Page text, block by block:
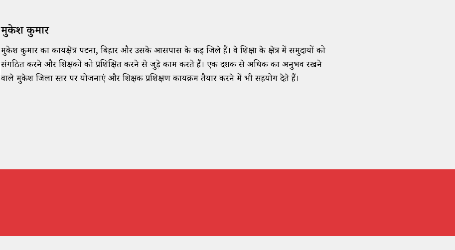
मुकेश कुमार
मुकेश कुमार का कार्यक्षेत्र पटना, बिहार और उसके आसपास के कई जिले हैं। वे शिक्षा के क्षेत्र में समुदायों को
संगठित करने और शिक्षकों को प्रशिक्षित करने से जुड़े काम करते हैं। एक दशक से अधिक का अनुभव रखने
वाले मुकेश जिला स्तर पर योजनाएं और शिक्षक प्रशिक्षण कार्यक्रम तैयार करने में भी सहयोग देते हैं।